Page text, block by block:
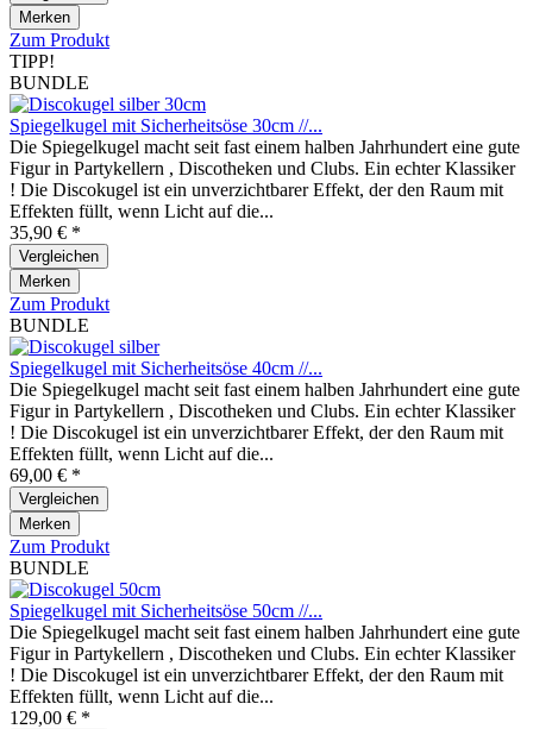
Merken
Zum Produkt
TIPP!
BUNDLE
Spiegelkugel mit Sicherheitsöse 30cm //...
Die Spiegelkugel macht seit fast einem halben Jahrhundert eine gute
Figur in Partykellern , Discotheken und Clubs. Ein echter Klassiker
! Die Discokugel ist ein unverzichtbarer Effekt, der den Raum mit
Effekten füllt, wenn Licht auf die...
35,90 € *
Vergleichen
Merken
Zum Produkt
BUNDLE
Spiegelkugel mit Sicherheitsöse 40cm //...
Die Spiegelkugel macht seit fast einem halben Jahrhundert eine gute
Figur in Partykellern , Discotheken und Clubs. Ein echter Klassiker
! Die Discokugel ist ein unverzichtbarer Effekt, der den Raum mit
Effekten füllt, wenn Licht auf die...
69,00 € *
Vergleichen
Merken
Zum Produkt
BUNDLE
Spiegelkugel mit Sicherheitsöse 50cm //...
Die Spiegelkugel macht seit fast einem halben Jahrhundert eine gute
Figur in Partykellern , Discotheken und Clubs. Ein echter Klassiker
! Die Discokugel ist ein unverzichtbarer Effekt, der den Raum mit
Effekten füllt, wenn Licht auf die...
129,00 € *